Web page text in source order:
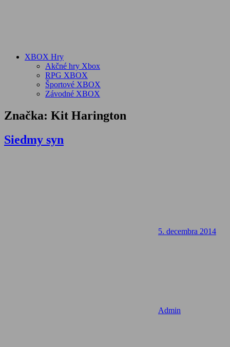
XBOX Hry
Akčné hry Xbox
RPG XBOX
Športové XBOX
Závodné XBOX
Značka: Kit Harington
Siedmy syn
5. decembra 2014
Admin